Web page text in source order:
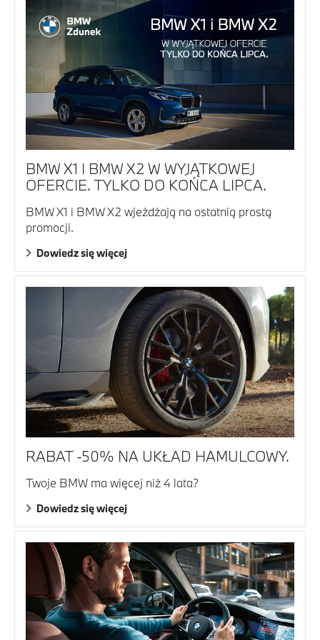
BMW X1 I BMW X2 W WYJĄTKOWEJ
OFERCIE. TYLKO DO KOŃCA LIPCA.
BMW X1 i BMW X2 wjeżdżają na ostatnią prostą
promocji.
Dowiedz się więcej
RABAT -50% NA UKŁAD HAMULCOWY.
Twoje BMW ma więcej niż 4 lata?
Dowiedz się więcej